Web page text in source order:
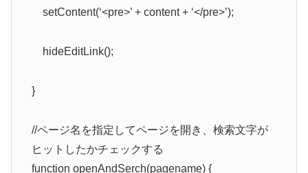
setContent(‘<pre>’ + content + ‘</pre>’);
hideEditLink();
}
//ページ名を指定してページを開き、検索文字が
ヒットしたかチェックする
function openAndSerch(pagename) {